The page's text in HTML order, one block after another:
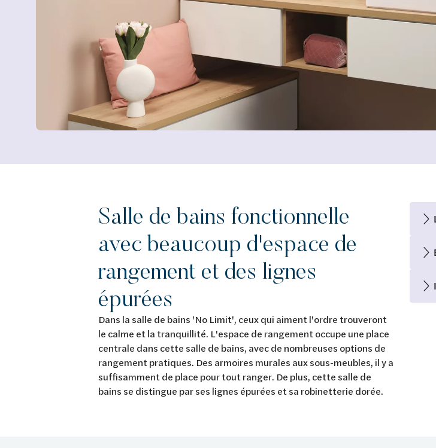
Salle de bains fonctionnelle
avec beaucoup d'espace de
rangement et des lignes
épurées
Dans la salle de bains 'No Limit', ceux qui aiment l'ordre trouveront
le calme et la tranquillité. L'espace de rangement occupe une place
centrale dans cette salle de bains, avec de nombreuses options de
rangement pratiques. Des armoires murales aux sous-meubles, il y a
suffisamment de place pour tout ranger. De plus, cette salle de
bains se distingue par ses lignes épurées et sa robinetterie dorée.